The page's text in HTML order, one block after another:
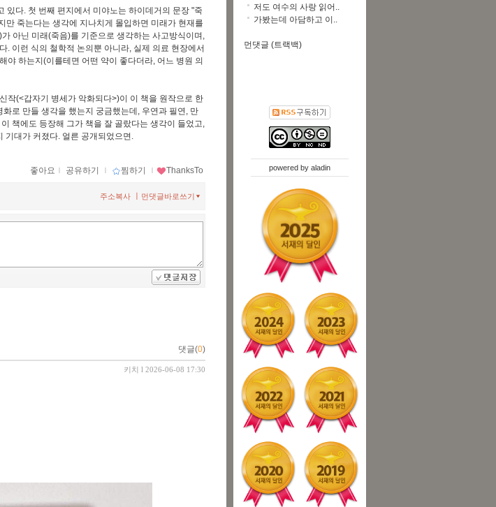
있다. 첫 번째 편지에서 미야노는 하이데거의 문장 "죽
만 죽는다는 생각에 지나치게 몰입하면 미래가 현재를
아닌 미래(죽음)를 기준으로 생각하는 사고방식이며,
. 이런 식의 철학적 논의뿐 아니라, 실제 의료 현장에서
야 하는지(이를테면 어떤 약이 좋다더라, 어느 병원 의
작(<갑자기 병세가 악화되다>)이 이 책을 원작으로 한
로 만들 생각을 했는지 궁금했는데, 우연과 필연, 만
책에도 등장해 그가 책을 잘 골랐다는 생각이 들었고,
기대가 커졌다. 얼른 공개되었으면.
좋아요 ｌ 공유하기 ｌ 찜하기 ｌ ThanksTo
먼댓글바로쓰기
주소복사
댓글(0)
키치 l 2026-06-08 17:30
저도 여수의 사랑 읽어..
가봤는데 아담하고 이..
먼댓글 (트랙백)
powered by aladin